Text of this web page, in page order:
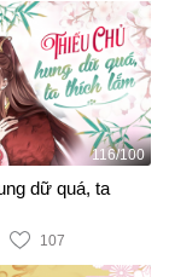
116/100
dữ quá, ta
107